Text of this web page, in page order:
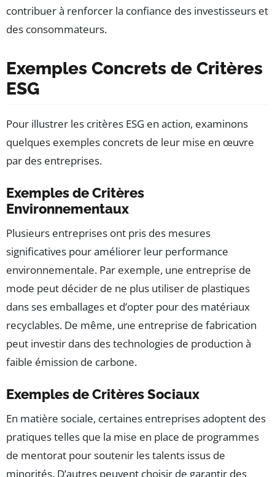
contribuer à renforcer la confiance des investisseurs et
des consommateurs.
Exemples Concrets de Critères
ESG
Pour illustrer les critères ESG en action, examinons
quelques exemples concrets de leur mise en œuvre
par des entreprises.
Exemples de Critères
Environnementaux
Plusieurs entreprises ont pris des mesures
significatives pour améliorer leur performance
environnementale. Par exemple, une entreprise de
mode peut décider de ne plus utiliser de plastiques
dans ses emballages et d’opter pour des matériaux
recyclables. De même, une entreprise de fabrication
peut investir dans des technologies de production à
faible émission de carbone.
Exemples de Critères Sociaux
En matière sociale, certaines entreprises adoptent des
pratiques telles que la mise en place de programmes
de mentorat pour soutenir les talents issus de
minorités. D’autres peuvent choisir de garantir des